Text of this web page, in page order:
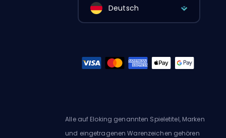
Deutsch
Alle auf Eloking genannten Spieletitel, Marken
und eingetragenen Warenzeichen gehören